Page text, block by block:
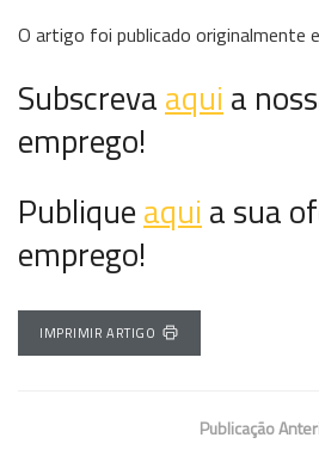
O artigo foi publicado originalmente
Subscrevaaquia
emprego!
Publiqueaqui a sua
emprego!
IMPRIMIR ARTIGO
Publicação